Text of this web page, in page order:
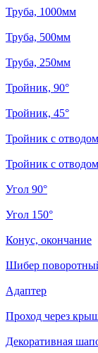
Труба, 1000мм
Труба, 500мм
Труба, 250мм
Тройник, 90°
Тройник, 45°
Тройник с
Тройник с
Угол 90°
Угол 150°
Конус, окончание
Шибер
Адаптер
Проход через
Декоративная